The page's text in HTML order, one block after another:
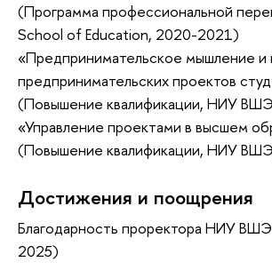
(Программа профессиональной
School of Education, 2020-2021)
«Предпринимательское мышление и
предпринимательских проектов
(Повышение квалификации, НИУ
«Управление проектами в высшем
(Повышение квалификации, НИУ
Достижения и поощрения
Благодарность проректора НИУ
2025)